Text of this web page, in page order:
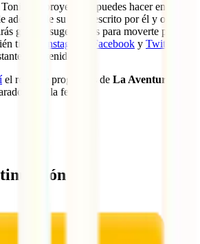
Toni y su proyecto lo puedes hacer en
además de su blog, escrito por él y otros
guías y sugerencias para moverte por el
tienen
Instagram Facebook y Twitter
entretenido!
el resto de programas de La Aventura de
hasta la fecha.